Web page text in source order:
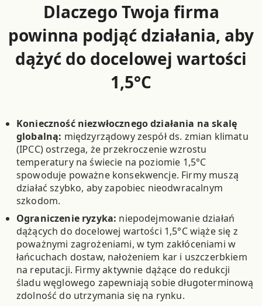
Dlaczego Twoja firma
powinna podjąć działania, aby
dążyć do docelowej wartości
1,5°C
Konieczność niezwłocznego działania na skalę
globalną: międzyrządowy zespół ds. zmian klimatu
(IPCC) ostrzega, że przekroczenie wzrostu
temperatury na świecie na poziomie 1,5°C
spowoduje poważne konsekwencje. Firmy muszą
działać szybko, aby zapobiec nieodwracalnym
szkodom.
Ograniczenie ryzyka: niepodejmowanie działań
dążących do docelowej wartości 1,5°C wiąże się z
poważnymi zagrożeniami, w tym zakłóceniami w
łańcuchach dostaw, nałożeniem kar i uszczerbkiem
na reputacji. Firmy aktywnie dążące do redukcji
śladu węglowego zapewniają sobie długoterminową
zdolność do utrzymania się na rynku.